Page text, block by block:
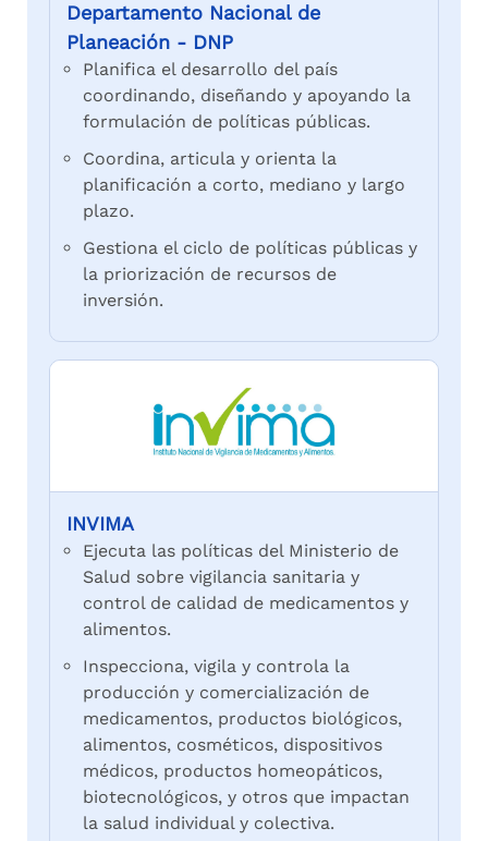
Departamento Nacional de
Planeación - DNP
Planifica el desarrollo del país
coordinando, diseñando y apoyando la
formulación de políticas públicas.
Coordina, articula y orienta la
planificación a corto, mediano y largo
plazo.
Gestiona el ciclo de políticas públicas y
la priorización de recursos de
inversión.
INVIMA
Ejecuta las políticas del Ministerio de
Salud sobre vigilancia sanitaria y
control de calidad de medicamentos y
alimentos.
Inspecciona, vigila y controla la
producción y comercialización de
medicamentos, productos biológicos,
alimentos, cosméticos, dispositivos
médicos, productos homeopáticos,
biotecnológicos, y otros que impactan
la salud individual y colectiva.